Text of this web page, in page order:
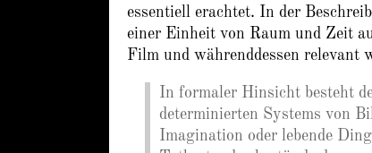
essentiell erachtet. In der
einer Einheit von Raum und Zeit
Film und währenddessen relevant
In formaler Hinsicht besteht
determinierten Systems von
Imagination oder lebende